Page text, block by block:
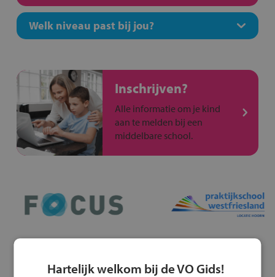
Welk niveau past bij jou?
Inschrijven?
Alle informatie om je kind
aan te melden bij een
middelbare school.
Hartelijk welkom bij de VO Gids!